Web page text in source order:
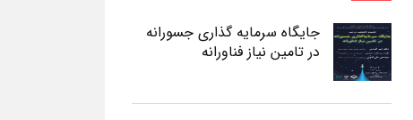
جایگاه سرمایه گذاری جسورانه
در تامین نیاز فناورانه